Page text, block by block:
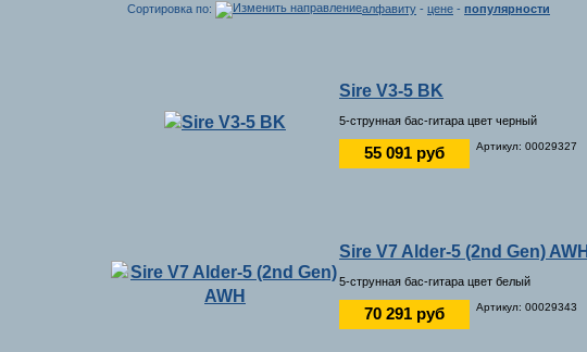
Сортировка по: алфавиту - цене - популярности
Sire V3-5 BK
5-струнная бас-гитара цвет черный
55 091 руб Артикул: 00029327
Sire V7 Alder-5 (2nd Gen) AWH
5-струнная бас-гитара цвет белый
70 291 руб Артикул: 00029343